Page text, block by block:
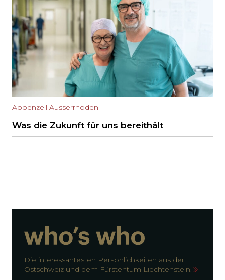
Appenzell Ausserrhoden
Was die Zukunft für uns bereithält
Die interessantesten Persönlichkeiten aus der
Ostschweiz und dem Fürstentum Liechtenstein.